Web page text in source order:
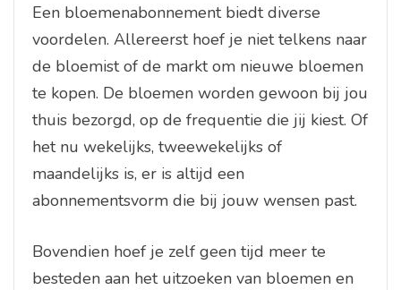
Een bloemenabonnement biedt diverse
voordelen. Allereerst hoef je niet telkens naar
de bloemist of de markt om nieuwe bloemen
te kopen. De bloemen worden gewoon bij jou
thuis bezorgd, op de frequentie die jij kiest. Of
het nu wekelijks, tweewekelijks of
maandelijks is, er is altijd een
abonnementsvorm die bij jouw wensen past.
Bovendien hoef je zelf geen tijd meer te
besteden aan het uitzoeken van bloemen en